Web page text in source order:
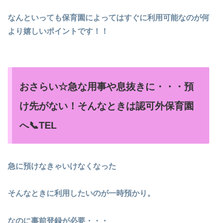
なんといっても保育園によってはすぐに利用可能なのが何
より嬉しいポイントです！！
おさらい☆急な用事や息抜きに・・・預
け先がない！そんなときは認可外保育園
へ📞TEL
急に預けなきゃいけなくなった
そんなときに利用したいのが一時預かり。
なのに事前登録が必要・・・